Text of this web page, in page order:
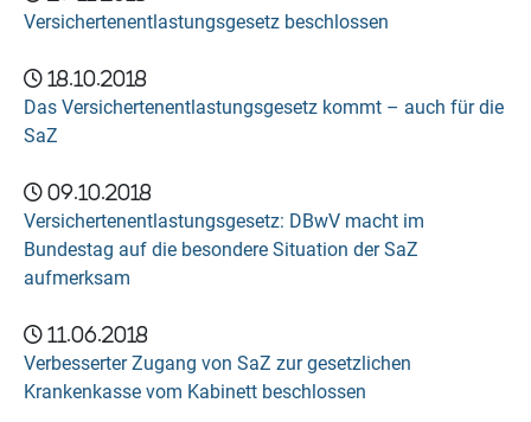
Versichertenentlastungsgesetz beschlossen
18.10.2018
Das Versichertenentlastungsgesetz kommt – auch für die
SaZ
09.10.2018
Versichertenentlastungsgesetz: DBwV macht im
Bundestag auf die besondere Situation der SaZ
aufmerksam
11.06.2018
Verbesserter Zugang von SaZ zur gesetzlichen
Krankenkasse vom Kabinett beschlossen